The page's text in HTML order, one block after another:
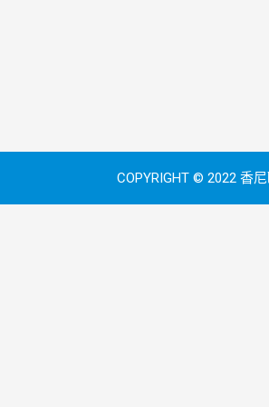
COPYRIGHT © 2022 香